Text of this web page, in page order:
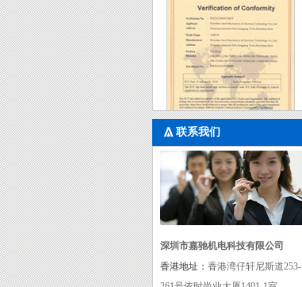
fc
联系我们
深圳市嘉驰机电科技有限公司
香港地址： 香港湾仔轩尼斯道253-